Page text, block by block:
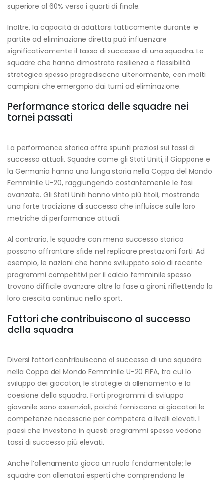
superiore al 60% verso i quarti di finale.
Inoltre, la capacità di adattarsi tatticamente durante le
partite ad eliminazione diretta può influenzare
significativamente il tasso di successo di una squadra. Le
squadre che hanno dimostrato resilienza e flessibilità
strategica spesso progrediscono ulteriormente, con molti
campioni che emergono dai turni ad eliminazione.
Performance storica delle squadre nei
tornei passati
La performance storica offre spunti preziosi sui tassi di
successo attuali. Squadre come gli Stati Uniti, il Giappone e
la Germania hanno una lunga storia nella Coppa del Mondo
Femminile U-20, raggiungendo costantemente le fasi
avanzate. Gli Stati Uniti hanno vinto più titoli, mostrando
una forte tradizione di successo che influisce sulle loro
metriche di performance attuali.
Al contrario, le squadre con meno successo storico
possono affrontare sfide nel replicare prestazioni forti. Ad
esempio, le nazioni che hanno sviluppato solo di recente
programmi competitivi per il calcio femminile spesso
trovano difficile avanzare oltre la fase a gironi, riflettendo la
loro crescita continua nello sport.
Fattori che contribuiscono al successo
della squadra
Diversi fattori contribuiscono al successo di una squadra
nella Coppa del Mondo Femminile U-20 FIFA, tra cui lo
sviluppo dei giocatori, le strategie di allenamento e la
coesione della squadra. Forti programmi di sviluppo
giovanile sono essenziali, poiché forniscono ai giocatori le
competenze necessarie per competere a livelli elevati. I
paesi che investono in questi programmi spesso vedono
tassi di successo più elevati.
Anche l’allenamento gioca un ruolo fondamentale; le
squadre con allenatori esperti che comprendono le